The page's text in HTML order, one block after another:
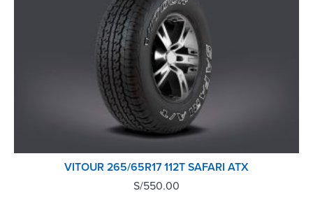
VITOUR 265/65R17 112T SAFARI ATX
S/550.00